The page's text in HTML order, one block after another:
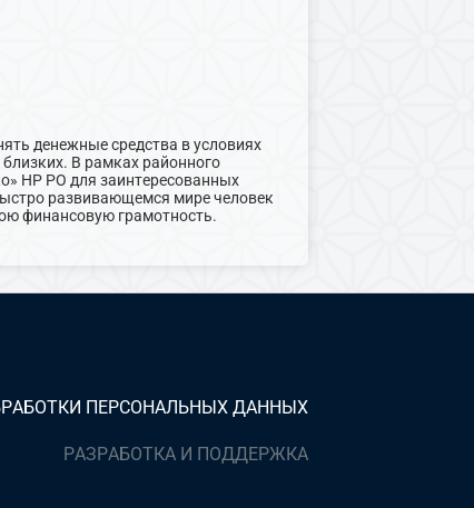
денежные средства в условиях
В рамках районного
НР РО для заинтересованных
развивающемся мире человек
финансовую грамотность.
ПЕРСОНАЛЬНЫХ ДАННЫХ
РАЗРАБОТКА И ПОДДЕРЖКА